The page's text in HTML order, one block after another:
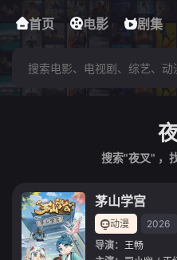
首页 电影 剧集
下载客户
搜索"夜叉" ，
茅山学宫
动漫 2026
导演： 王畅